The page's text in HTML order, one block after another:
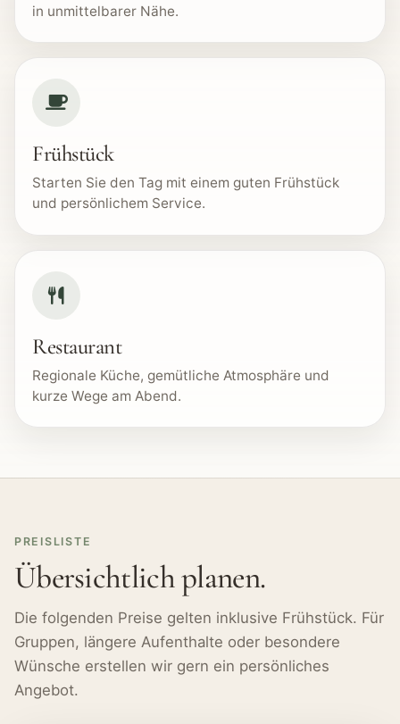
in unmittelbarer Nähe.
Frühstück
Starten Sie den Tag mit einem guten Frühstück
und persönlichem Service.
Restaurant
Regionale Küche, gemütliche Atmosphäre und
kurze Wege am Abend.
PREISLISTE
Übersichtlich planen.
Die folgenden Preise gelten inklusive Frühstück. Für
Gruppen, längere Aufenthalte oder besondere
Wünsche erstellen wir gern ein persönliches
Angebot.